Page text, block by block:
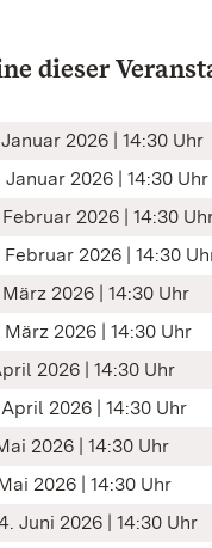
dieser
2026 | 14:30 Uhr
2026 | 14:30 Uhr
2026 | 14:30
2026 | 14:30
2026 | 14:30 Uhr
2026 | 14:30 Uhr
2026 | 14:30 Uhr
2026 | 14:30 Uhr
2026 | 14:30 Uhr
2026 | 14:30 Uhr
Juni 2026 | 14:30 Uhr